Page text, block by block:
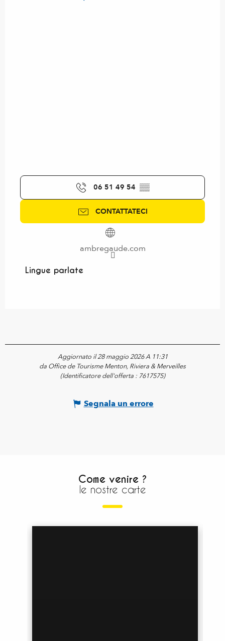
06 51 49 54 ▒▒
CONTATTATECI
ambregaude.com
Lingue parlate
Lingue parlate
Aggiornato il 28 maggio 2026 A 11:31
da Office de Tourisme Menton, Riviera & Merveilles
(Identificatore dell'offerta : 7617575)
Segnala un errore
Come venire ?
le nostre carte